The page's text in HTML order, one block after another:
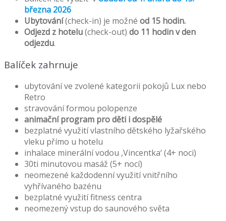
března 2026
Ubytování(check-in) je možné od 15 hodin.
Odjezd z hotelu(check-out) do 11 hodin v den
odjezdu.
Balíček zahrnuje
ubytování ve zvolené kategorii pokojů Lux nebo
Retro
stravování formou polopenze
animační program pro děti i dospělé
bezplatné využití vlastního dětského lyžařského
vleku přímo u hotelu
inhalace minerální vodou ‚Vincentka‘ (4+ noci)
30ti minutovou masáž (5+ nocí)
neomezené každodenní využití vnitřního
vyhřívaného bazénu
bezplatné využití fitness centra
neomezený vstup do saunového světa